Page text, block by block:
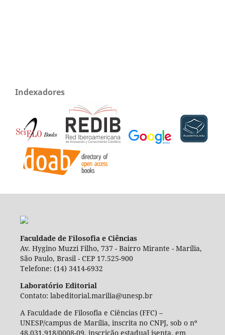
Indexadores
Faculdade de Filosofia e Ciências
Av. Hygino Muzzi Filho, 737 - Bairro Mirante - Marília,
São Paulo, Brasil - CEP 17.525-900
Telefone: (14) 3414-6932
Laboratório Editorial
Contato: labeditorial.marilia@unesp.br
A Faculdade de Filosofia e Ciências (FFC) –
UNESP/campus de Marília, inscrita no CNPJ, sob o nº
48.031.918/0008-09, inscrição estadual isenta, em